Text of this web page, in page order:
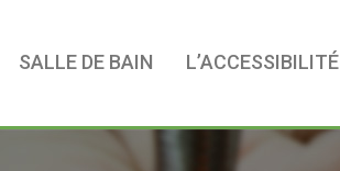
SALLE DE BAIN L’ACCESSIBILITÉ